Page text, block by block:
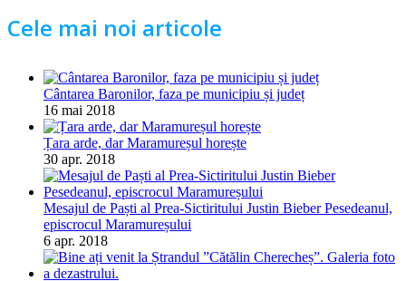
Cele mai noi articole
Cântarea Baronilor, faza pe municipiu și județ
16 mai 2018
Țara arde, dar Maramureșul horește
30 apr. 2018
Mesajul de Paști al Prea-Sictiritului Justin Bieber Pesedeanul,
episcrocul Maramureșului
6 apr. 2018